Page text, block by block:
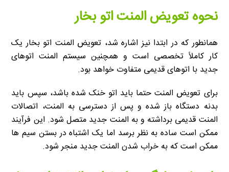
نحوه تعویض المنت اتو بخار
همانطور که در ابتدا نیز اشاره شد، تعویض المنت اتو بخار یک
کار کاملاً تخصصی است و همچنین سیستم المنت اتوهای
جدید با اتوهای قدیمی متفاوت خواهد بود.
برای تعویض المنت حتما باید اتو خنک شده باشد، سپس باید
بدنه دستگاه باز شده و پس از دسترسی به المنت، اتصالات
المنت قدیمی برداشته و به المنت جدید متصل شود. این فرآیند
ممکن است ساده به نظر برسد اما یک اشتباه در بستن سیم ها
ممکن است که به خراب شدن المنت جدید منجر شود.